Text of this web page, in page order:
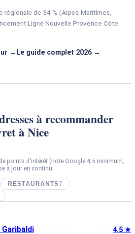
régionale de 34 % (Alpes-Maritimes,
Ligne Nouvelle Provence Côte
Le guide complet 2026
à recommander
à Nice
points d'intérêt (note Google 4,5 minimum,
à jour en continu.
RESTAURANTS7
Garibaldi 4.5 ★